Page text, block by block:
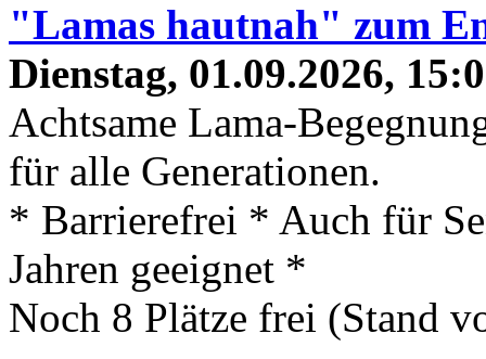
"Lamas hautnah" zum
Dienstag, 01.09.2026,
Achtsame Lama-
für alle Generationen.
* Barrierefrei * Auch für
Jahren geeignet *
Noch 8 Plätze frei (Stand